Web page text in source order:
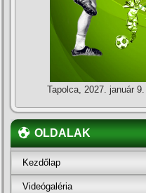
Tapolca, 2027. január 9.
OLDALAK
Kezdőlap
Videógaléria